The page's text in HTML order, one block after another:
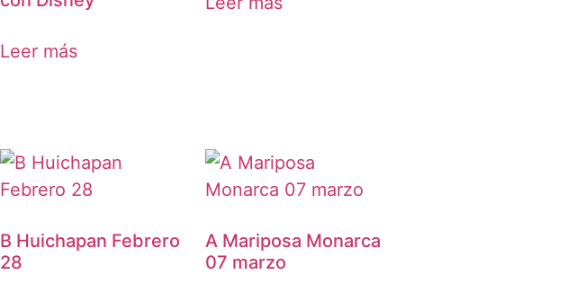
Leer más
B Huichapan Febrero
28
A Mariposa Monarca
07 marzo